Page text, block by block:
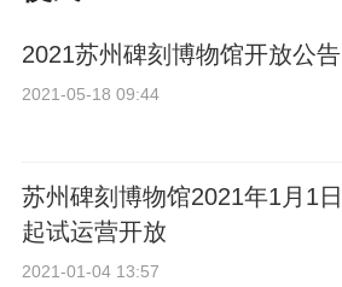
2021苏州碑刻博物馆开放公告
2021-05-18 09:44
苏州碑刻博物馆2021年1月1日
起试运营开放
2021-01-04 13:57